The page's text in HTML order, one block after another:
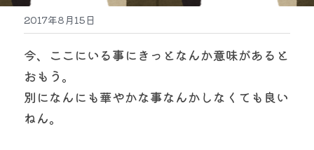
2017年8月15日
今、ここにいる事にきっとなんか意味があると
おもう。
別になんにも華やかな事なんかしなくても良い
ねん。